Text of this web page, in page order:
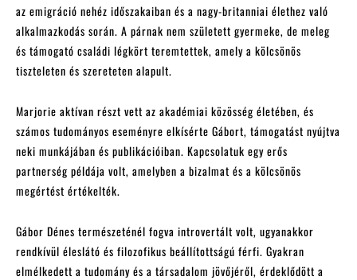
az emigráció nehéz időszakaiban és a nagy-britanniai élethez való
alkalmazkodás során. A párnak nem született gyermeke, de meleg
és támogató családi légkört teremtettek, amely a kölcsönös
tiszteleten és szereteten alapult.
Marjorie aktívan részt vett az akadémiai közösség életében, és
számos tudományos eseményre elkísérte Gábort, támogatást nyújtva
neki munkájában és publikációiban. Kapcsolatuk egy erős
partnerség példája volt, amelyben a bizalmat és a kölcsönös
megértést értékelték.
Gábor Dénes természeténél fogva introvertált volt, ugyanakkor
rendkívül éleslátó és filozofikus beállítottságú férfi. Gyakran
elmélkedett a tudomány és a társadalom jövőjéről, érdeklődött a